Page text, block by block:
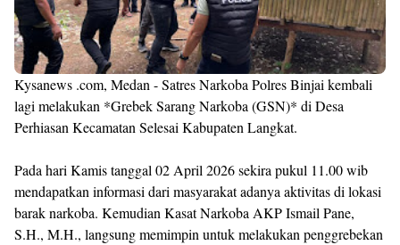
Kysanews .com, Medan - Satres Narkoba Polres Binjai kembali
lagi melakukan *Grebek Sarang Narkoba (GSN)* di Desa
Perhiasan Kecamatan Selesai Kabupaten Langkat.
Pada hari Kamis tanggal 02 April 2026 sekira pukul 11.00 wib
mendapatkan informasi dari masyarakat adanya aktivitas di lokasi
barak narkoba. Kemudian Kasat Narkoba AKP Ismail Pane,
S.H., M.H., langsung memimpin untuk melakukan penggrebekan